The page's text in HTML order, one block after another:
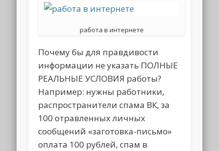
работа в интернете
Почему бы для правдивости
информации не указать ПОЛНЫЕ
РЕАЛЬНЫЕ УСЛОВИЯ работы?
Например: нужны работники,
распространители спама ВК, за
100 отравленных личных
сообщений «заготовка-письмо»
оплата 100 рублей, спам в